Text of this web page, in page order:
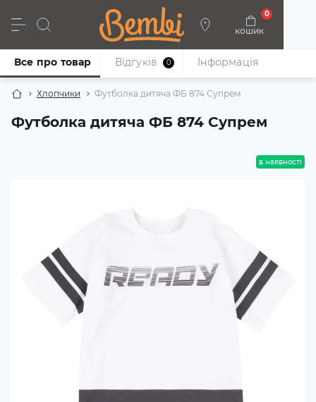
кошик
0
Дівчата Хлопці Немовлята Взуття
Хлопчики Футболка дитяча ФБ 874 Супрем
Футболка дитяча ФБ 874 Супрем
Все про товар Відгуків 0 Iнформація
в наявності